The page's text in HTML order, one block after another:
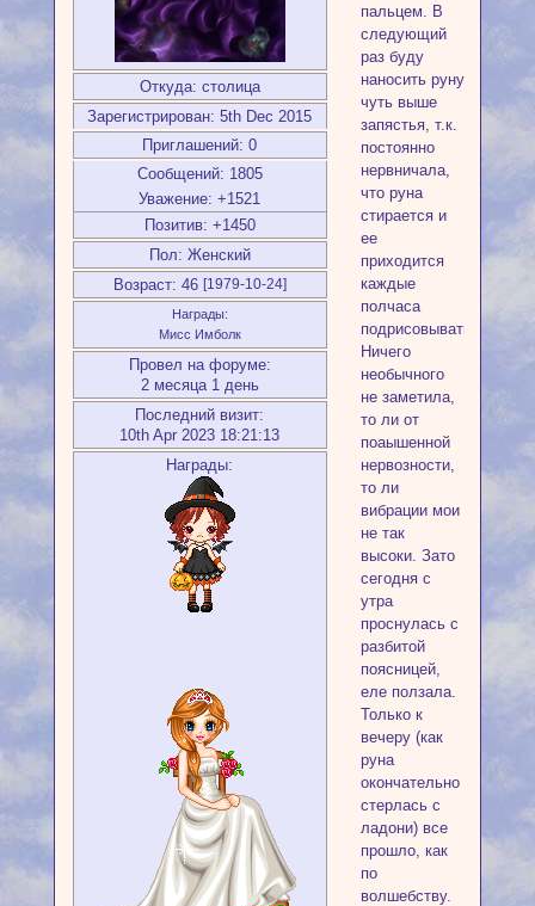
Откуда: столица
Зарегистрирован: 5th Dec 2015
Приглашений: 0
Сообщений: 1805
Уважение: +1521
Позитив: +1450
Пол: Женский
Возраст: 46 [1979-10-24]
Награды:
Мисс Имболк
Провел на форуме:
2 месяца 1 день
Последний визит:
10th Apr 2023 18:21:13
Награды:
пальцем. В
следующий
раз буду
наносить руну
чуть выше
запястья, т.к.
постоянно
нервничала,
что руна
стирается и
ее
приходится
каждые
полчаса
подрисовывать.
Ничего
необычного
не заметила,
то ли от
поаышенной
нервозности,
то ли
вибрации мои
не так
высоки. Зато
сегодня с
утра
проснулась с
разбитой
поясницей,
еле ползала.
Только к
вечеру (как
руна
окончательно
стерлась с
ладони) все
прошло, как
по
волшебству.